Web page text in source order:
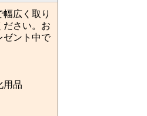
広く取り
ださい。お
ゼント中で
用品